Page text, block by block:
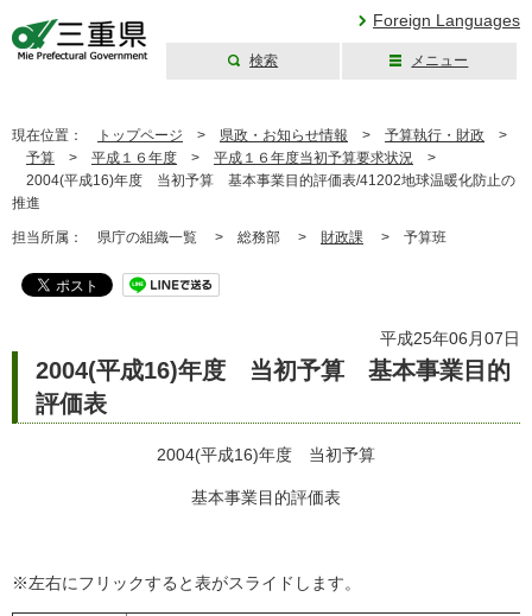
Foreign Languages
検索 メニュー
現在位置： トップページ > 県政・お知らせ情報 > 予算執行・財政 >
予算 > 平成１６年度 > 平成１６年度当初予算要求状況 >
2004(平成16)年度 当初予算 基本事業目的評価表/41202地球温暖化防止の
推進
担当所属： 県庁の組織一覧 > 総務部 > 財政課 > 予算班
平成25年06月07日
2004(平成16)年度 当初予算 基本事業目的
評価表
2004(平成16)年度 当初予算
基本事業目的評価表
※左右にフリックすると表がスライドします。